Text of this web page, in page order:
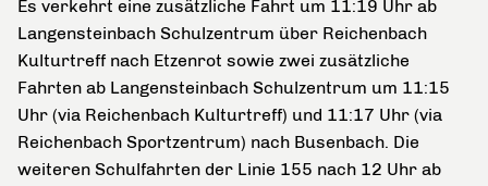
Es verkehrt eine zusätzliche Fahrt um 11:19 Uhr ab
Langensteinbach Schulzentrum über Reichenbach
Kulturtreff nach Etzenrot sowie zwei zusätzliche
Fahrten ab Langensteinbach Schulzentrum um 11:15
Uhr (via Reichenbach Kulturtreff) und 11:17 Uhr (via
Reichenbach Sportzentrum) nach Busenbach. Die
weiteren Schulfahrten der Linie 155 nach 12 Uhr ab